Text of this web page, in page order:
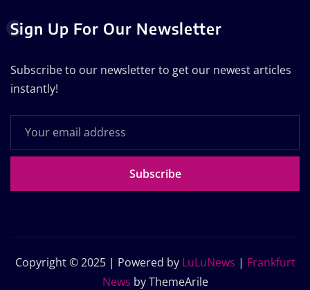
Sign Up For Our Newsletter
Subscribe to our newsletter to get our newest articles
instantly!
Subscribe
Copyright © 2025 | Powered by LuLuNews | Frankfurt
News by ThemeArile